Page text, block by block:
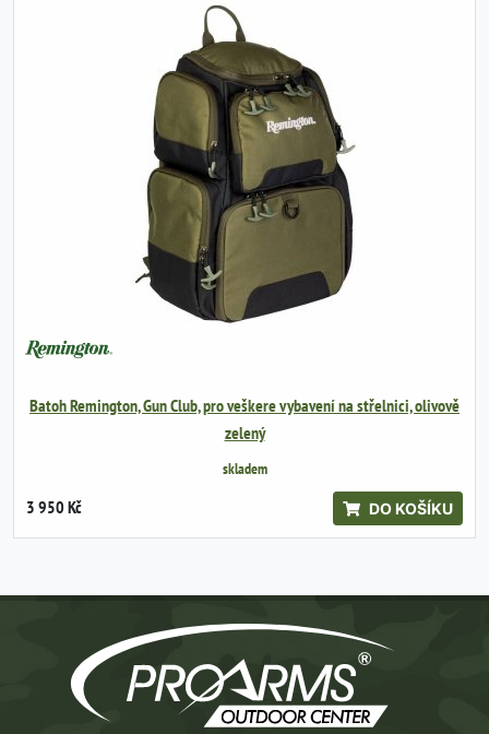
Batoh Remington, Gun Club, pro veškere vybavení na střelnici, olivově
zelený
skladem
3 950 Kč DO KOŠÍKU